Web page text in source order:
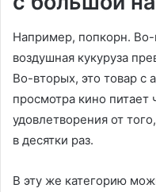
Например, попкорн.
воздушная кукуруза
Во-вторых, это товар с
просмотра кино питает
удовлетворения от
в десятки раз.
В эту же категорию